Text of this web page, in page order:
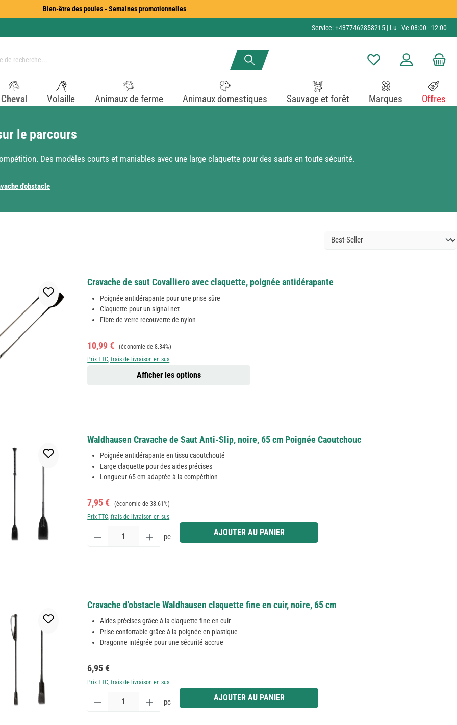
Bien-être des poules - Semaines promotionnelles
Service:+4377462858215 | Lu - Ve 08:00 - 12:00
Vous avez 0 articles dans
Cheval Volaille Animaux de ferme Animaux domestiques Sauvage et forêt Marques Offres
le parcours
Des modèles courts et maniables avec une large claquette pour des sauts en toute sécurité.
d'obstacle
Cravache de saut Covalliero avec claquette, poignée antidérapante
Poignée antidérapante pour une prise sûre
Claquette pour un signal net
Fibre de verre recouverte de nylon
Prix de vente :
10,99 € Prix régulier :
(économie de 8.34%)
Prix TTC, frais de livraison en sus
Afficher les options
Waldhausen Cravache de Saut Anti-Slip, noire, 65 cm Poignée Caoutchouc
Poignée antidérapante en tissu caoutchouté
Large claquette pour des aides précises
Longueur 65 cm adaptée à la compétition
Prix de vente :
7,95 € Prix régulier :
(économie de 38.61%)
Prix TTC, frais de livraison en sus
Quantité de produit : Entrez la quantité souhaitée ou utilisez les boutons pour augmenter ou diminuer la quantité.
pc AJOUTER AU PANIER
Cravache d'obstacle Waldhausen claquette fine en cuir, noire, 65 cm
Aides précises grâce à la claquette fine en cuir
Prise confortable grâce à la poignée en plastique
Dragonne intégrée pour une sécurité accrue
Prix régulier :
6,95 €
Prix TTC, frais de livraison en sus
Quantité de produit : Entrez la quantité souhaitée ou utilisez les boutons pour augmenter ou diminuer la quantité.
pc AJOUTER AU PANIER